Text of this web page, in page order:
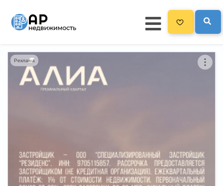
Главная
Все новостройки 3300
Рекламодателям
Политика конфиденциальности
Реклама